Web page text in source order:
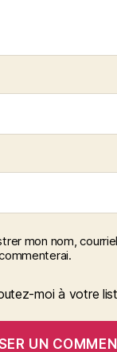
mon nom,
moi à votre